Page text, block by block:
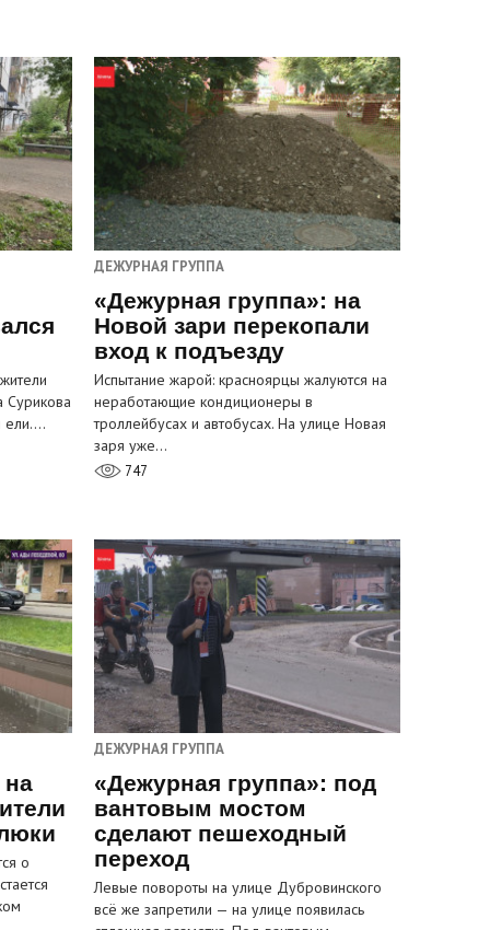
Сурикова
ели.…
ДЕЖУРНАЯ ГРУППА
«Дежурная группа»: на
Новой зари перекопали
вход к подъезду
Испытание жарой: красноярцы жалуются на
неработающие кондиционеры в
троллейбусах и автобусах. На улице Новая
заря уже…
747
на
о
ДЕЖУРНАЯ ГРУППА
«Дежурная группа»: под
вантовым мостом
сделают пешеходный
переход
Левые повороты на улице Дубровинского
всё же запретили — на улице появилась